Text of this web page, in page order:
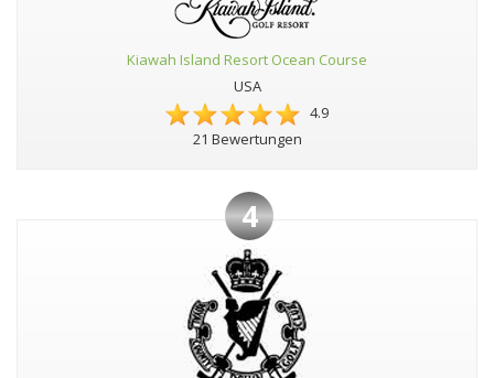
Kiawah Island Resort Ocean Course
USA
4.9
21 Bewertungen
4